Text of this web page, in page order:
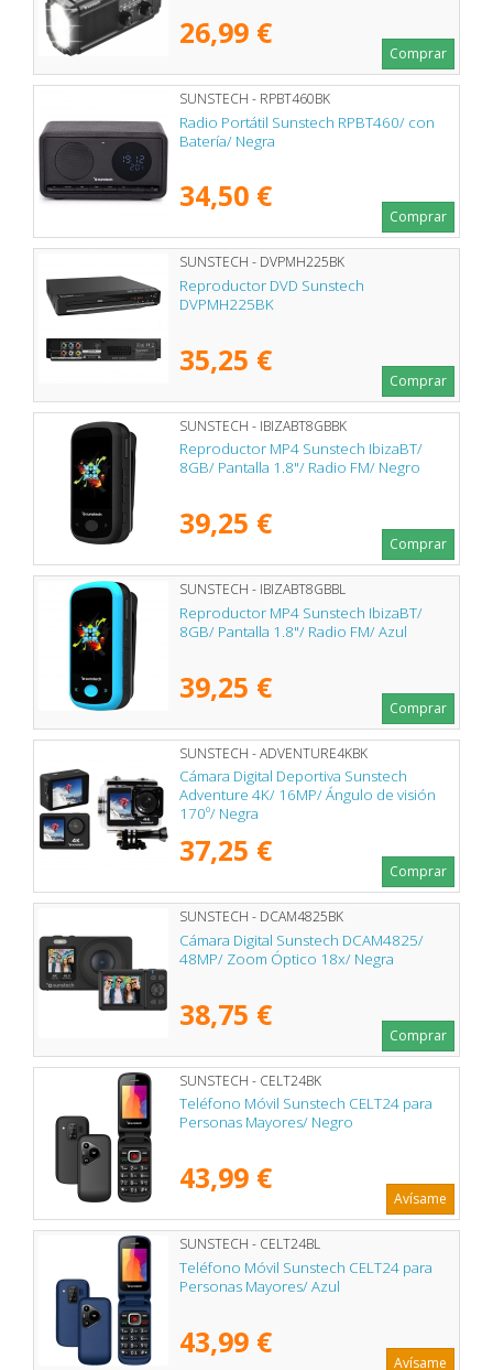
26,99 €
Comprar
SUNSTECH - RPBT460BK
Radio Portátil Sunstech RPBT460/ con
Batería/ Negra
34,50 €
Comprar
SUNSTECH - DVPMH225BK
Reproductor DVD Sunstech
DVPMH225BK
35,25 €
Comprar
SUNSTECH - IBIZABT8GBBK
Reproductor MP4 Sunstech IbizaBT/
8GB/ Pantalla 1.8"/ Radio FM/ Negro
39,25 €
Comprar
SUNSTECH - IBIZABT8GBBL
Reproductor MP4 Sunstech IbizaBT/
8GB/ Pantalla 1.8"/ Radio FM/ Azul
39,25 €
Comprar
SUNSTECH - ADVENTURE4KBK
Cámara Digital Deportiva Sunstech
Adventure 4K/ 16MP/ Ángulo de visión
170º/ Negra
37,25 €
Comprar
SUNSTECH - DCAM4825BK
Cámara Digital Sunstech DCAM4825/
48MP/ Zoom Óptico 18x/ Negra
38,75 €
Comprar
SUNSTECH - CELT24BK
Teléfono Móvil Sunstech CELT24 para
Personas Mayores/ Negro
43,99 €
Avísame
SUNSTECH - CELT24BL
Teléfono Móvil Sunstech CELT24 para
Personas Mayores/ Azul
43,99 €
Avísame